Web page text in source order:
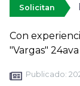
Solicitan
Con
"Vargas"
Publicado: